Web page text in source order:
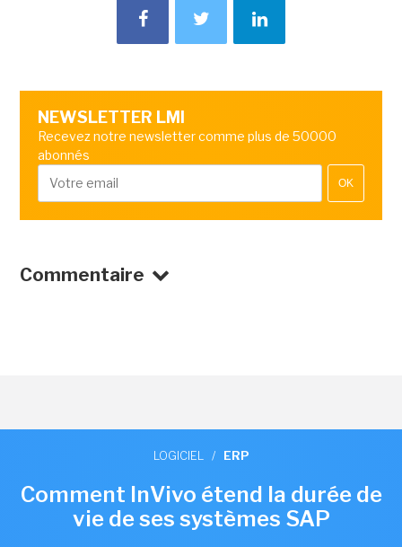
NEWSLETTER LMI
Recevez notre newsletter comme plus de 50000
abonnés
OK
Commentaire
LOGICIEL / ERP
Comment InVivo étend la durée de
vie de ses systèmes SAP